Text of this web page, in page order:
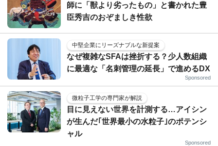
師に「獣より劣ったもの」と書かれた豊
臣秀吉のおぞましき性欲
中堅企業にリーズナブルな新提案
なぜ複雑なSFAは挫折する？少人数組織
に最適な「名刺管理の延長」で進めるDX
Sponsored
微粒子工学の専門家が解説
目に見えない世界を計測する…アイシン
が生んだ｢世界最小の水粒子｣のポテンシ
ャル
Sponsored